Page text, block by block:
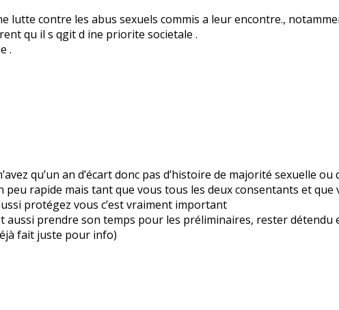
lutte contre les abus sexuels commis a leur encontre.,
qu il s qgit d ine priorite societale .
.
qu’un an d’écart donc pas d’histoire de majorité sexuelle
rapide mais tant que vous tous les deux consentants et
protégez vous c’est vraiment important
aussi prendre son temps pour les préliminaires, rester détendu
fait juste pour info)